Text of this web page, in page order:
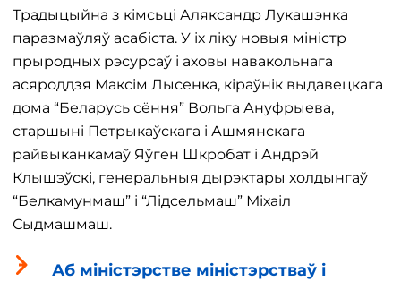
Традыцыйна з кімсьці Аляксандр Лукашэнка
паразмаўляў асабіста. У іх ліку новыя міністр
прыродных рэсурсаў і аховы навакольнага
асяроддзя Максім Лысенка, кіраўнік выдавецкага
дома “Беларусь сёння” Вольга Ануфрыева,
старшыні Петрыкаўскага і Ашмянскага
райвыканкамаў Яўген Шкробат і Андрэй
Клышэўскі, генеральныя дырэктары холдынгаў
“Белкамунмаш” і “Лідсельмаш” Міхаіл
Сыдмашмаш.
Аб міністэрстве міністэрстваў і